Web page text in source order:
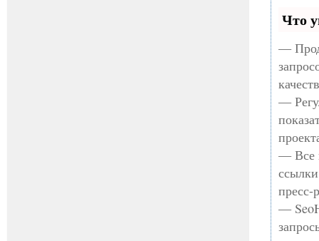
Что
—
—
— Все
пресс-
—